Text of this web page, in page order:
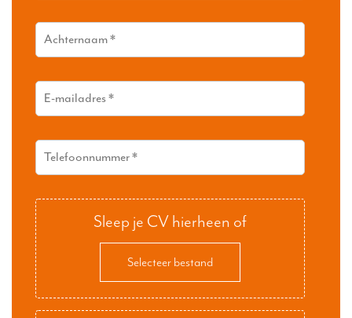
Sleep je CV hierheen of
Selecteer bestand